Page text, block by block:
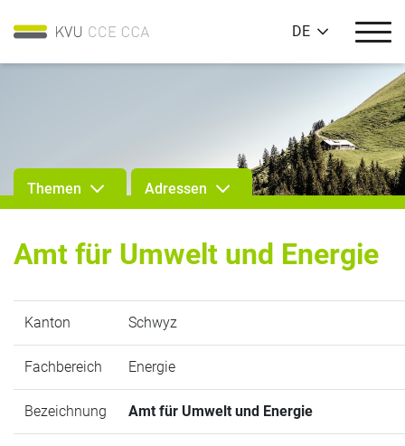
DE
Themen Adressen
Amt für Umwelt und Energie
Kanton Schwyz
Fachbereich Energie
Bezeichnung Amt für Umwelt und Energie